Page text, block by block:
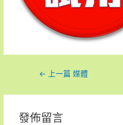
← 上一篇 媒體
發佈留言